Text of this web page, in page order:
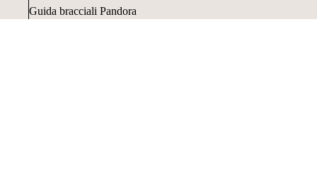
Guida bracciali Pandora